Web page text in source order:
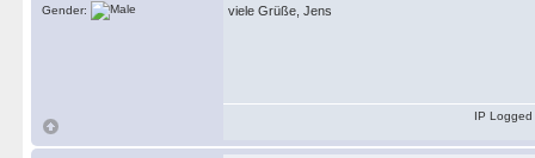
Gender:
viele Grüße, Jens
IP Logged